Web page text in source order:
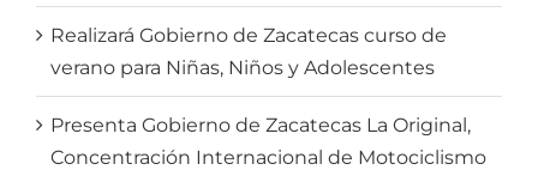
Realizará Gobierno de Zacatecas curso de
verano para Niñas, Niños y Adolescentes
Presenta Gobierno de Zacatecas La Original,
Concentración Internacional de Motociclismo